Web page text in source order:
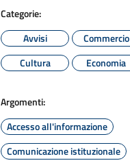
Categorie:
Avvisi
Commercio
Cultura
Economia
Argomenti:
Accesso all'informazione
Comunicazione istituzionale